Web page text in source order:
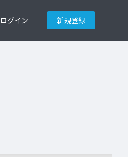
ログイン 新規登録